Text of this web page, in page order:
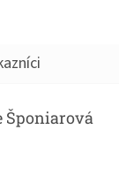
Šponiarová
obchodu je 5 z 5